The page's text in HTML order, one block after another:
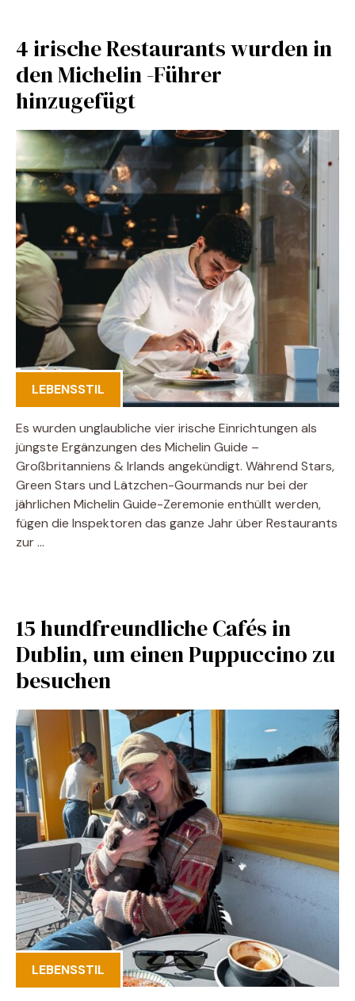
4 irische Restaurants wurden in
den Michelin -Führer
hinzugefügt
LEBENSSTIL
Es wurden unglaubliche vier irische Einrichtungen als
jüngste Ergänzungen des Michelin Guide –
Großbritanniens & Irlands angekündigt. Während Stars,
Green Stars und Lätzchen-Gourmands nur bei der
jährlichen Michelin Guide-Zeremonie enthüllt werden,
fügen die Inspektoren das ganze Jahr über Restaurants
zur …
15 hundfreundliche Cafés in
Dublin, um einen Puppuccino zu
besuchen
LEBENSSTIL